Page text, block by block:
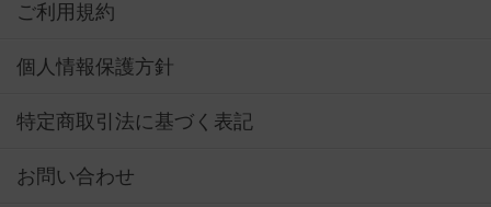
ご利用規約
個人情報保護方針
特定商取引法に基づく表記
お問い合わせ